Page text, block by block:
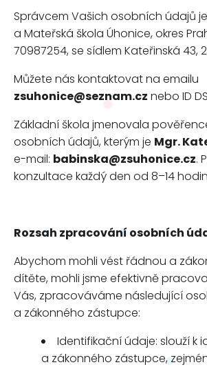
Správcem Vašich osobních údajů
a Mateřská škola Úhonice, okres
70987254, se sídlem Kateřinská 43,
Můžete nás kontaktovat na emailu
zsuhonice@seznam.cz nebo ID DS
Základní škola jmenovala
osobních údajů, kterým je Mgr.
e-mail: babinska@zsuhonice.cz.
konzultace každý den od 8–14
Rozsah zpracování osobních
Abychom mohli vést řádnou a
dítěte, mohli jsme efektivně
Vás, zpracováváme následující
a zákonného zástupce:
Identifikační údaje: slouží k
a zákonného zástupce,